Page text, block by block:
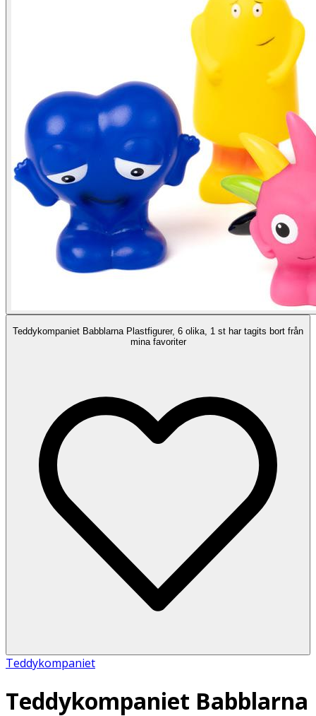
Teddykompaniet Babblarna Plastfigurer, 6 olika, 1 st har tagits bort från
mina favoriter
Teddykompaniet
Teddykompaniet Babblarna